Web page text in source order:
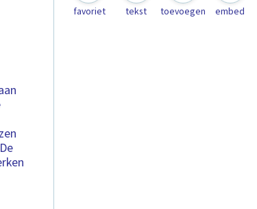
favoriet tekst toevoegen embed